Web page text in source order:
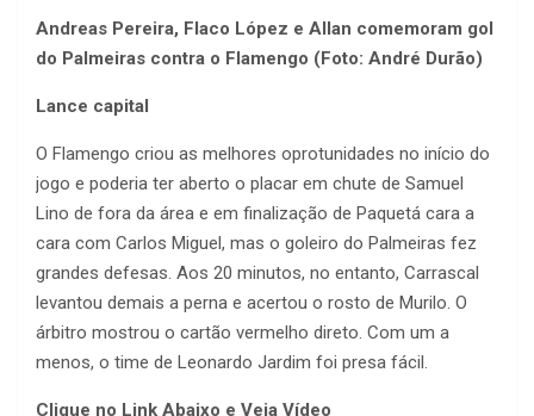
Andreas Pereira, Flaco López e Allan comemoram gol
do Palmeiras contra o Flamengo (Foto: André Durão)
Lance capital
O Flamengo criou as melhores oprotunidades no início do
jogo e poderia ter aberto o placar em chute de Samuel
Lino de fora da área e em finalização de Paquetá cara a
cara com Carlos Miguel, mas o goleiro do Palmeiras fez
grandes defesas. Aos 20 minutos, no entanto, Carrascal
levantou demais a perna e acertou o rosto de Murilo. O
árbitro mostrou o cartão vermelho direto. Com um a
menos, o time de Leonardo Jardim foi presa fácil.
Clique no Link Abaixo e Veja Vídeo